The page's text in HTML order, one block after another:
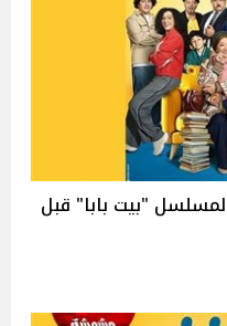
"بيت بابا" قبل